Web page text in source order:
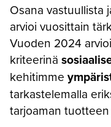
Osana vastuullista
arvioi vuosittain
Vuoden 2024
kriteerinä
kehitimme
tarkastelemalla
tarjoaman